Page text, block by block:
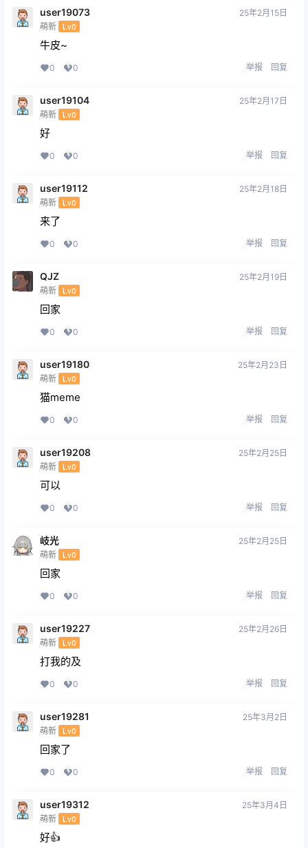
user19073
萌新 Lv0
25年2月15日
牛皮~
0 0 举报 回复
user19104
萌新 Lv0
25年2月17日
好
0 0 举报 回复
user19112
萌新 Lv0
25年2月18日
来了
0 0 举报 回复
QJZ
萌新 Lv0
25年2月19日
回家
0 0 举报 回复
user19180
萌新 Lv0
25年2月23日
猫meme
0 0 举报 回复
user19208
萌新 Lv0
25年2月25日
可以
0 0 举报 回复
岐光
萌新 Lv0
25年2月25日
回家
0 0 举报 回复
user19227
萌新 Lv0
25年2月26日
打我的及
0 0 举报 回复
user19281
萌新 Lv0
25年3月2日
回家了
0 0 举报 回复
user19312
萌新 Lv0
25年3月4日
好👍